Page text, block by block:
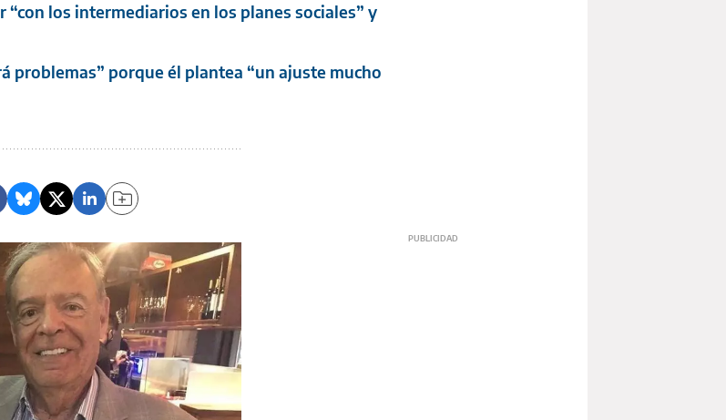
los intermediarios en los planes sociales” y
problemas” porque él plantea “un ajuste mucho